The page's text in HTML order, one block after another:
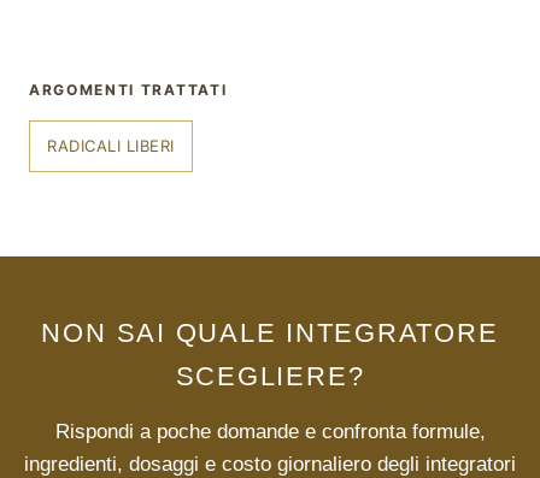
ARGOMENTI TRATTATI
RADICALI LIBERI
NON SAI QUALE INTEGRATORE
SCEGLIERE?
Rispondi a poche domande e confronta formule,
ingredienti, dosaggi e costo giornaliero degli integratori